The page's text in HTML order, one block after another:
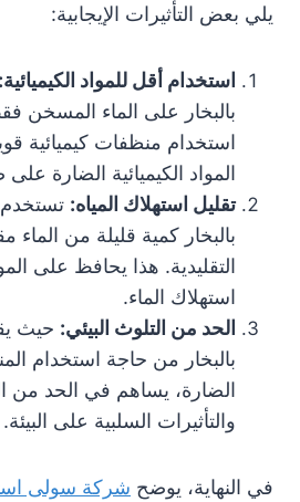
يلي بعض التأثيرات الإيجابية:
استخدام أقل للمواد الكيميائية:
بالبخار على الماء المسخن
استخدام منظفات كيميائية
المواد الكيميائية الضارة
تقليل استهلاك المياه: تستخدم
بالبخار كمية قليلة من
التقليدية. هذا يحافظ على
استهلاك الماء.
الحد من التلوث البيئي: حيث
بالبخار من حاجة استخدام
الضارة، يساهم في الحد من
والتأثيرات السلبية على البيئة.
في النهاية، يوضح شركة سولى